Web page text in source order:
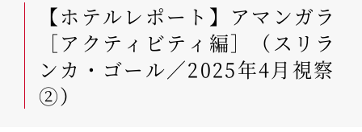
【ホテルレポート】アマンガラ
［アクティビティ編］（スリラ
ンカ・ゴール／2025年4月視察
②）